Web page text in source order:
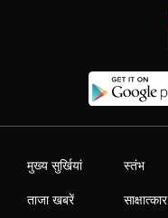
मुख्य सुर्खियां
ताजा खबरें
स्तंभ
साक्षात्कार